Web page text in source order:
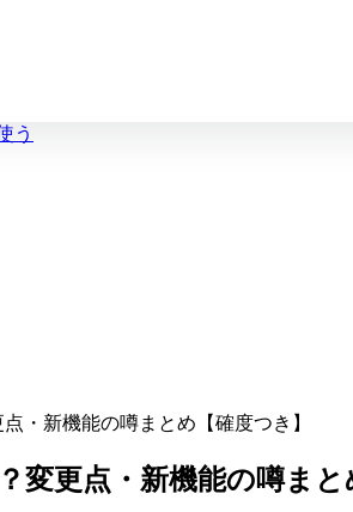
う
・新機能の噂まとめ【確度つき】
変更点・新機能の噂まと